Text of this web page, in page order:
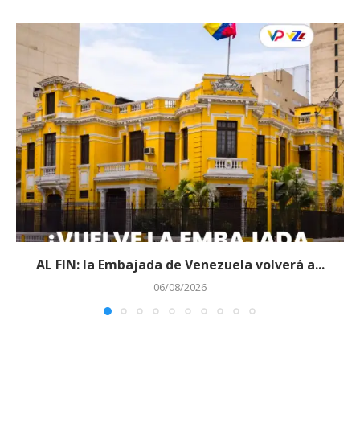
AL FIN: la Embajada de Venezuela volverá a...
06/08/2026